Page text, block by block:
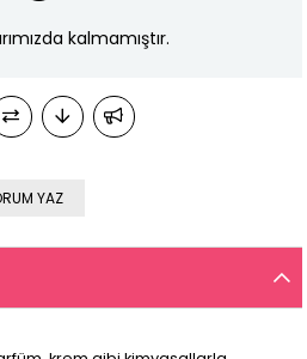
kalmamıştır.
YAZ